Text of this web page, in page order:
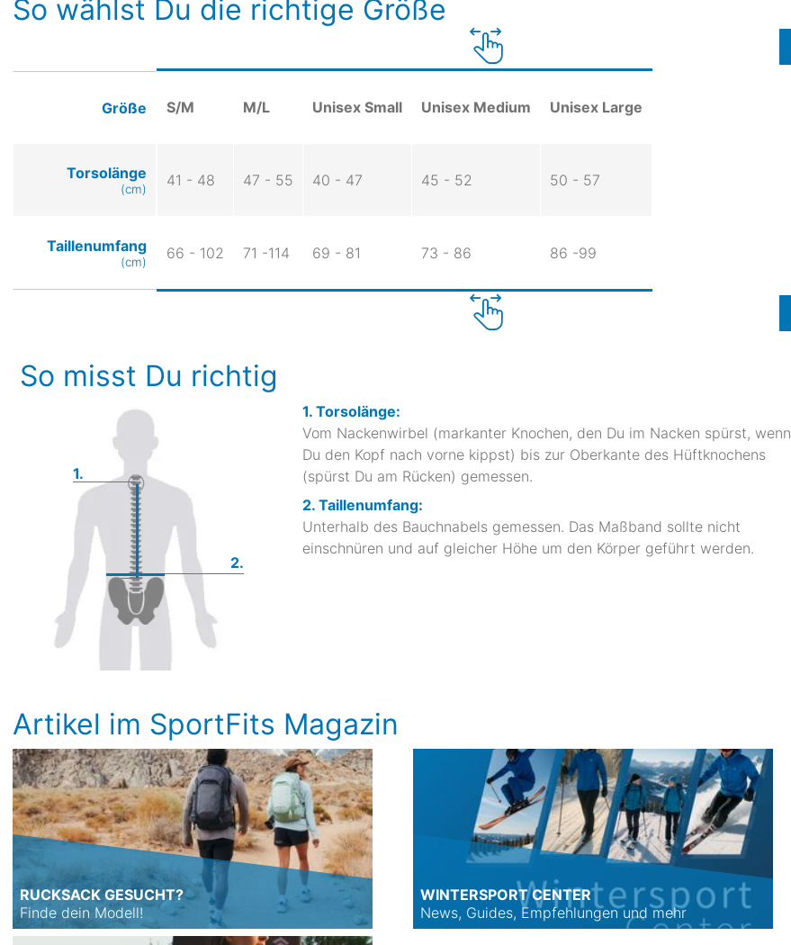
So wählst Du die richtige Größe
Größe S/M M/L Unisex Small Unisex Medium Unisex Large
Torsolänge
(cm) 41 - 48 47 - 55 40 - 47 45 - 52 50 - 57
Taillenumfang
(cm) 66 - 102 71 -114 69 - 81 73 - 86 86 -99
So misst Du richtig
1.
2.
1. Torsolänge:
Vom Nackenwirbel (markanter Knochen, den Du im Nacken spürst, wenn
Du den Kopf nach vorne kippst) bis zur Oberkante des Hüftknochens
(spürst Du am Rücken) gemessen.
2. Taillenumfang:
Unterhalb des Bauchnabels gemessen. Das Maßband sollte nicht
einschnüren und auf gleicher Höhe um den Körper geführt werden.
Artikel im SportFits Magazin
RUCKSACK GESUCHT?
Finde dein Modell!
WINTERSPORT CENTER
News, Guides, Empfehlungen und mehr